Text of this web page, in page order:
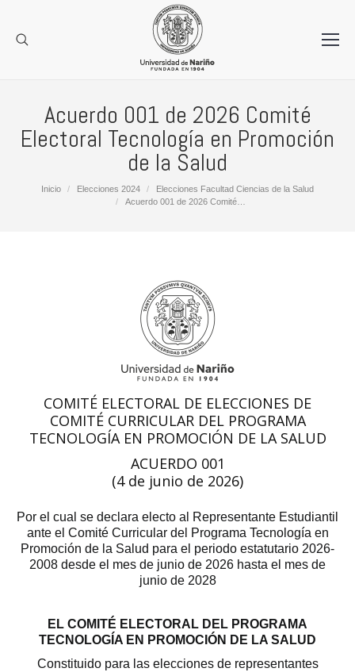
Acuerdo 001 de 2026 Comité
Electoral Tecnología en Promoción
de la Salud
Estás aquí:
Inicio Elecciones 2024
Elecciones Facultad Ciencias de la Salud
Acuerdo 001 de 2026 Comité…
COMITÉ ELECTORAL DE ELECCIONES DE
COMITÉ CURRICULAR DEL PROGRAMA
TECNOLOGÍA EN PROMOCIÓN DE LA SALUD
ACUERDO 001
(4 de junio de 2026)
Por el cual se declara electo al Representante Estudiantil
ante el Comité Curricular del Programa Tecnología en
Promoción de la Salud para el periodo estatutario 2026-
2008 desde el mes de junio de 2026 hasta el mes de
junio de 2028
EL COMITÉ ELECTORAL DEL PROGRAMA
TECNOLOGÍA EN PROMOCIÓN DE LA SALUD
Constituido para las elecciones de representantes